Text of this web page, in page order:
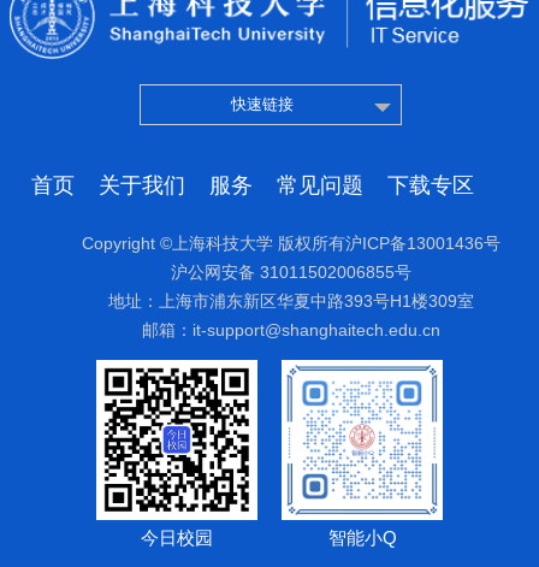
快速链接
首页 关于我们 服务 常见问题 下载专区
Copyright ©上海科技大学 版权所有沪ICP备13001436号
沪公网安备 31011502006855号
地址：上海市浦东新区华夏中路393号H1楼309室
邮箱：it-support@shanghaitech.edu.cn
今日校园 智能小Q